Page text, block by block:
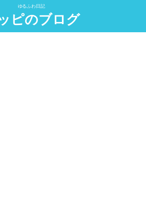
ゆるふわ日記
ピのブログ